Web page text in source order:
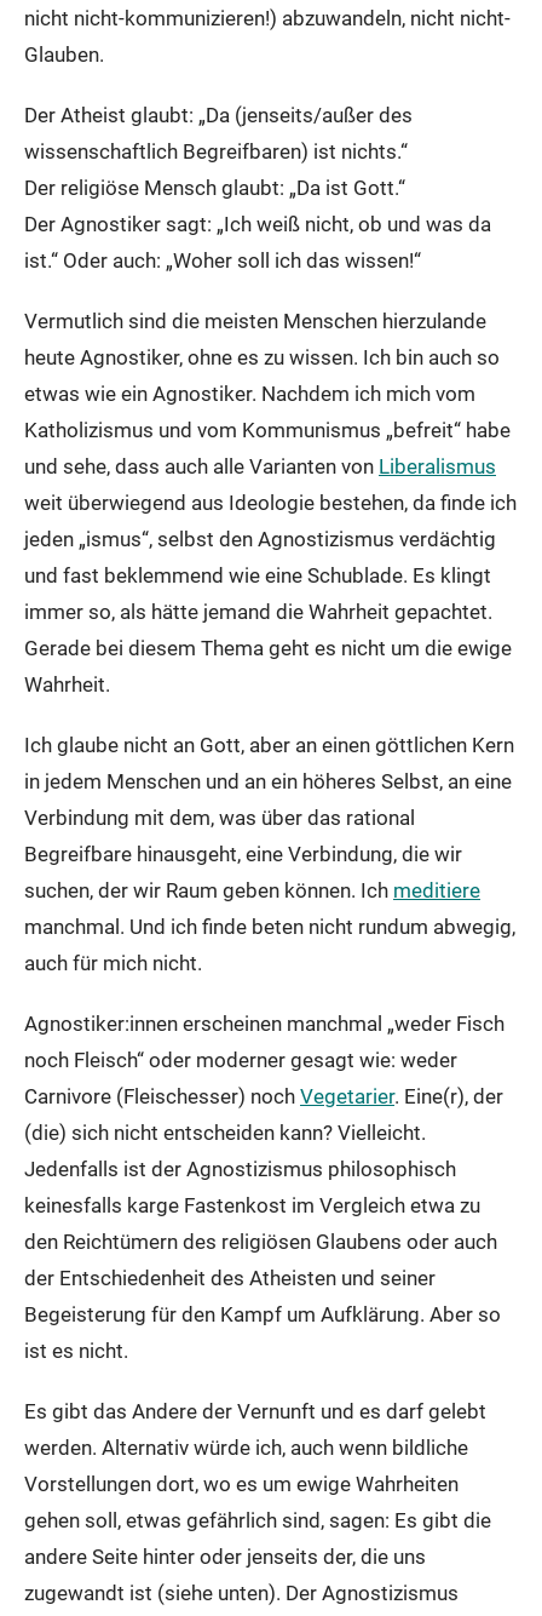
nicht nicht-kommunizieren!) abzuwandeln, nicht nicht-
Glauben.
Der Atheist glaubt: „Da (jenseits/außer des
wissenschaftlich Begreifbaren) ist nichts.“
Der religiöse Mensch glaubt: „Da ist Gott.“
Der Agnostiker sagt: „Ich weiß nicht, ob und was da
ist.“ Oder auch: „Woher soll ich das wissen!“
Vermutlich sind die meisten Menschen hierzulande
heute Agnostiker, ohne es zu wissen. Ich bin auch so
etwas wie ein Agnostiker. Nachdem ich mich vom
Katholizismus und vom Kommunismus „befreit“ habe
und sehe, dass auch alle Varianten von Liberalismus
weit überwiegend aus Ideologie bestehen, da finde ich
jeden „ismus“, selbst den Agnostizismus verdächtig
und fast beklemmend wie eine Schublade. Es klingt
immer so, als hätte jemand die Wahrheit gepachtet.
Gerade bei diesem Thema geht es nicht um die ewige
Wahrheit.
Ich glaube nicht an Gott, aber an einen göttlichen Kern
in jedem Menschen und an ein höheres Selbst, an eine
Verbindung mit dem, was über das rational
Begreifbare hinausgeht, eine Verbindung, die wir
suchen, der wir Raum geben können. Ich meditiere
manchmal. Und ich finde beten nicht rundum abwegig,
auch für mich nicht.
Agnostiker:innen erscheinen manchmal „weder Fisch
noch Fleisch“ oder moderner gesagt wie: weder
Carnivore (Fleischesser) noch Vegetarier. Eine(r), der
(die) sich nicht entscheiden kann? Vielleicht.
Jedenfalls ist der Agnostizismus philosophisch
keinesfalls karge Fastenkost im Vergleich etwa zu
den Reichtümern des religiösen Glaubens oder auch
der Entschiedenheit des Atheisten und seiner
Begeisterung für den Kampf um Aufklärung. Aber so
ist es nicht.
Es gibt das Andere der Vernunft und es darf gelebt
werden. Alternativ würde ich, auch wenn bildliche
Vorstellungen dort, wo es um ewige Wahrheiten
gehen soll, etwas gefährlich sind, sagen: Es gibt die
andere Seite hinter oder jenseits der, die uns
zugewandt ist (siehe unten). Der Agnostizismus